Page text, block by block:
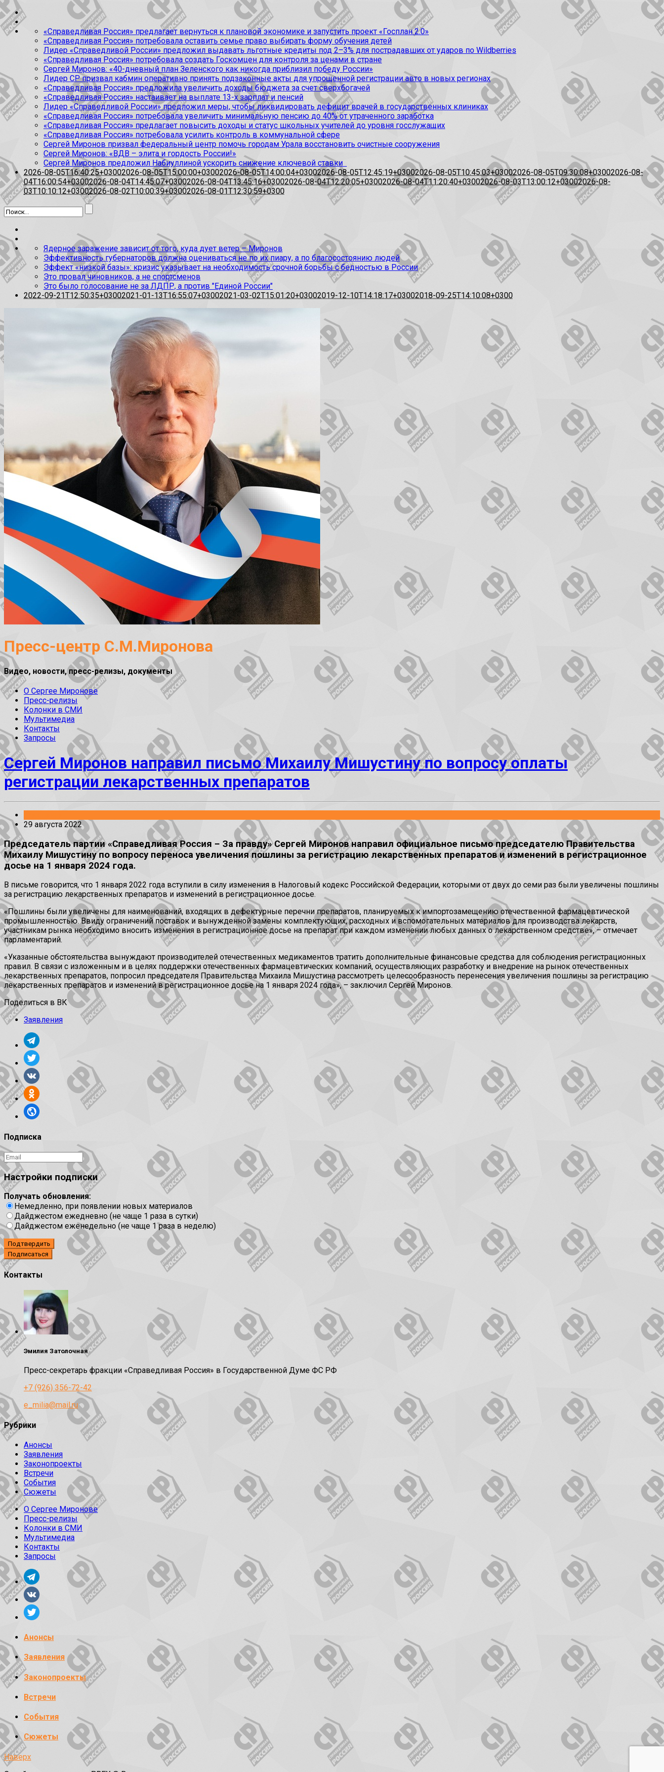
«Справедливая Россия» предлагает вернуться к плановой экономике и запустить проект «Госплан 2.0»
«Справедливая Россия» потребовала оставить семье право выбирать форму обучения детей
Лидер «Справедливой России» предложил выдавать льготные кредиты под 2–3% для пострадавших от ударов по Wildberries
«Справедливая Россия» потребовала создать Госкомцен для контроля за ценами в стране
Сергей Миронов: «40-дневный план Зеленского как никогда приблизил победу России»
Лидер СР призвал кабмин оперативно принять подзаконные акты для упрощенной регистрации авто в новых регионах
«Справедливая Россия» предложила увеличить доходы бюджета за счет сверхбогачей
«Справедливая Россия» настаивает на выплате 13-х зарплат и пенсий
Лидер «Справедливой России» предложил меры, чтобы ликвидировать дефицит врачей в государственных клиниках
«Справедливая Россия» потребовала увеличить минимальную пенсию до 40% от утраченного заработка
«Справедливая Россия» предлагает повысить доходы и статус школьных учителей до уровня госслужащих
«Справедливая Россия» потребовала усилить контроль в коммунальной сфере
Сергей Миронов призвал федеральный центр помочь городам Урала восстановить очистные сооружения
Сергей Миронов: «ВДВ – элита и гордость России!»
Сергей Миронов предложил Набиуллиной ускорить снижение ключевой ставки
2026-08-05T16:40:25+03002026-08-05T15:00:00+03002026-08-05T14:00:04+03002026-08-05T12:45:19+03002026-08-05T10:45:03+03002026-08-05T09:30:08+03002026-08-
04T16:00:54+03002026-08-04T14:45:07+03002026-08-04T13:45:16+03002026-08-04T12:20:05+03002026-08-04T11:20:40+03002026-08-03T13:00:12+03002026-08-
03T10:10:12+03002026-08-02T10:00:39+03002026-08-01T12:30:59+0300
Ядерное заражение зависит от того, куда дует ветер – Миронов
Эффективность губернаторов должна оцениваться не по их пиару, а по благосостоянию людей
Эффект «низкой базы»: кризис указывает на необходимость срочной борьбы с бедностью в России
Это провал чиновников, а не спортсменов
Это было голосование не за ЛДПР, а против "Единой России"
2022-09-21T12:50:35+03002021-01-13T16:55:07+03002021-03-02T15:01:20+03002019-12-10T14:18:17+03002018-09-25T14:10:08+0300
Пресс-центр С.М.Миронова
Видео, новости, пресс-релизы, документы
О Сергее Миронове
Пресс-релизы
Колонки в СМИ
Мультимедиа
Контакты
Запросы
Сергей Миронов направил письмо Михаилу Мишустину по вопросу оплаты
регистрации лекарственных препаратов
29 августа 2022
Председатель партии «Справедливая Россия – За правду» Сергей Миронов направил официальное письмо председателю Правительства
Михаилу Мишустину по вопросу переноса увеличения пошлины за регистрацию лекарственных препаратов и изменений в регистрационное
досье на 1 января 2024 года.
В письме говорится, что 1 января 2022 года вступили в силу изменения в Налоговый кодекс Российской Федерации, которыми от двух до семи раз были увеличены пошлины
за регистрацию лекарственных препаратов и изменений в регистрационное досье.
«Пошлины были увеличены для наименований, входящих в дефектурные перечни препаратов, планируемых к импортозамещению отечественной фармацевтической
промышленностью. Ввиду ограничений поставок и вынужденной замены комплектующих, расходных и вспомогательных материалов для производства лекарств,
участникам рынка необходимо вносить изменения в регистрационное досье на препарат при каждом изменении любых данных о лекарственном средстве», – отмечает
парламентарий.
«Указанные обстоятельства вынуждают производителей отечественных медикаментов тратить дополнительные финансовые средства для соблюдения регистрационных
правил. В связи с изложенным и в целях поддержки отечественных фармацевтических компаний, осуществляющих разработку и внедрение на рынок отечественных
лекарственных препаратов, попросил председателя Правительства Михаила Мишустина рассмотреть целесообразность перенесения увеличения пошлины за регистрацию
лекарственных препаратов и изменений в регистрационное досье на 1 января 2024 года», – заключил Сергей Миронов.
Поделиться в ВК
Заявления
Подписка
Настройки подписки
Получать обновления:
Немедленно, при появлении новых материалов
Дайджестом ежедневно (не чаще 1 раза в сутки)
Дайджестом еженедельно (не чаще 1 раза в неделю)
Подтвердить
Контакты
Эмилия Затолочная
Пресс-секретарь фракции «Справедливая Россия» в Государственной Думе ФС РФ
+7 (926) 356-72-42
e_milia@mail.ru
Рубрики
Анонсы
Заявления
Законопроекты
Встречи
События
Сюжеты
О Сергее Миронове
Пресс-релизы
Колонки в СМИ
Мультимедиа
Контакты
Запросы
Анонсы
Заявления
Законопроекты
Встречи
События
Сюжеты
Наверх